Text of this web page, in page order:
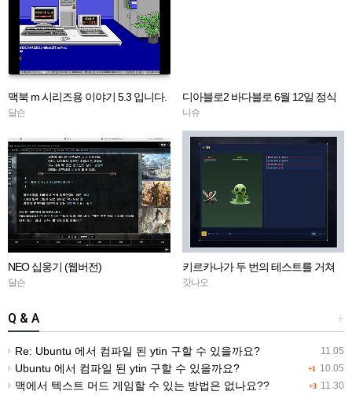
맥북 m 시리즈용 이야기 5.3 입니다.
달슨
디아블로2 바다블로 6월 12일 정식
오픈!
니슈
NEO 십웅기 (웹버전)
달슨
키르카나가 두 번의 테스트를 거쳐
정식 오픈하였습니다!
갓나오
+
Q & A
11.05
Re: Ubuntu 에서 컴파일 된 ytin 구할 수 있을까요?
+1 10.05
Ubuntu 에서 컴파일 된 ytin 구할 수 있을까요?
+3 11.30
맥에서 텍스트 머드 게임할 수 있는 방법은 없나요??